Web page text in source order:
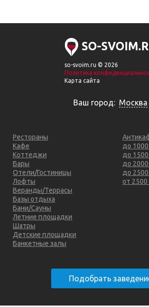
SO-
so-svoim.ru © 2026
Политика
Карта сайта
Ваш город: Москва
Рестораны
Кафе
Коттеджи
Бары
Отели/Гостиницы
Лофты
Веранды/Террасы
Базы отдыха
Бани/Сауны
Летние площадки
Шатры
Детские площадки
Банкетные залы
до 1000
до 1500
до 2000
до 2500
от 2500
Подобрать